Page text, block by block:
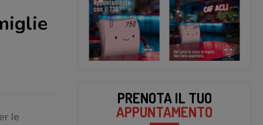
le
PRENOTA IL TUO
APPUNTAMENTO